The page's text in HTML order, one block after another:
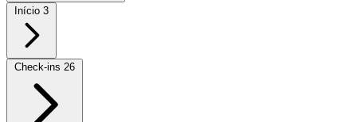
Início 3
Check-ins 26